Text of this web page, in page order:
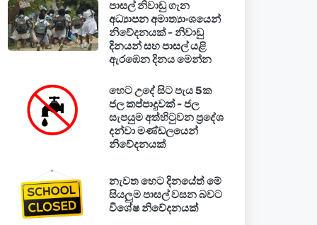
පාසල් නිවාඩු ගැන
අධ්‍යාපන අමාත්‍යාංශයෙන්
නිවේදනයක් - නිවාඩු
දිනයන් සහ පාසල් යළි
ඇරඹෙන දිනය මෙන්න
හෙට උදේ සිට පැය 5ක
ජල කප්පාදුවක් - ජල
සැපයුම අත්හිටුවන ප්‍රදේශ
දන්වා මණ්ඩලයෙන්
නිවේදනයක්
නැවත හෙට දිනයේත් මේ
සියලුම පාසල් වසන බවට
විශේෂ නිවේදනයක්